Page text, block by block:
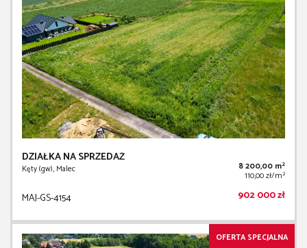
DZIAŁKA NA SPRZEDAŻ
Kęty (gw), Malec 8 200,00 m2
110,00 zł/m2
MAJ-GS-4154 902 000 zł
OFERTA SPECJALNA